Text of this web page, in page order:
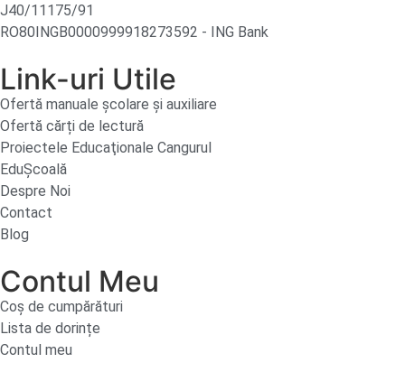
J40/11175/91
RO80INGB0000999918273592 - ING Bank
Link-uri Utile
Ofertă manuale şcolare şi auxiliare
Ofertă cărți de lectură
Proiectele Educaţionale Cangurul
EduȘcoală
Despre Noi
Contact
Blog
Contul Meu
Coș de cumpărături
Lista de dorințe
Contul meu